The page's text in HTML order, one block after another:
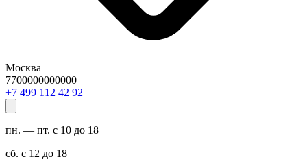
Москва
7700000000000
29 24 211 994 7+
пн. — пт. с 10 до 18
сб. с 12 до 18